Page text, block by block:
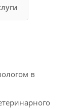
в